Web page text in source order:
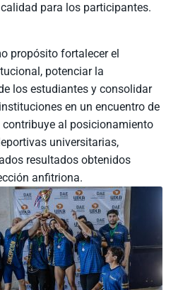
para los participantes.
propósito fortalecer el
potenciar la
los estudiantes y consolidar
en un encuentro de
al posicionamiento
universitarias,
resultados obtenidos
anfitriona.